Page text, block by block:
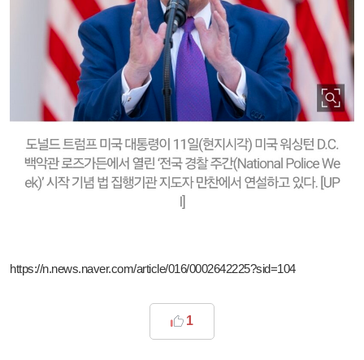
https://n.news.naver.com/article/016/0002642225?sid=104
1